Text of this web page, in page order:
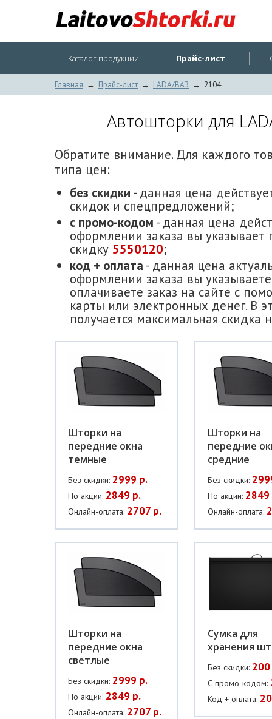
Каталог продукции Прайс-лист
Главная → Прайс-лист → LADA/ВАЗ → 2104
Автошторки для
Обратите внимание. Для каждого
типа цен:
без скидки - данная цена
скидок и спецпредложений;
с промо-кодом - данная цена
оформлении заказа вы указывает
скидку 5550120;
код + оплата - данная цена
оформлении заказа вы
оплачиваете заказ на сайте с
карты или электронных денег. В
получается максимальная скидка
Шторки на
передние окна
темные
Без скидки: 2999 р.
По акции: 2849 р.
Онлайн-оплата: 2707 р.
Шторки на
передние
средние
Без скидки:
По акции: 2849
Онлайн-оплата:
Шторки на
передние окна
светлые
Без скидки: 2999 р.
По акции: 2849 р.
Онлайн-оплата: 2707 р.
Сумка для
хранения
Без скидки:
С промо-кодом:
Код + оплата: